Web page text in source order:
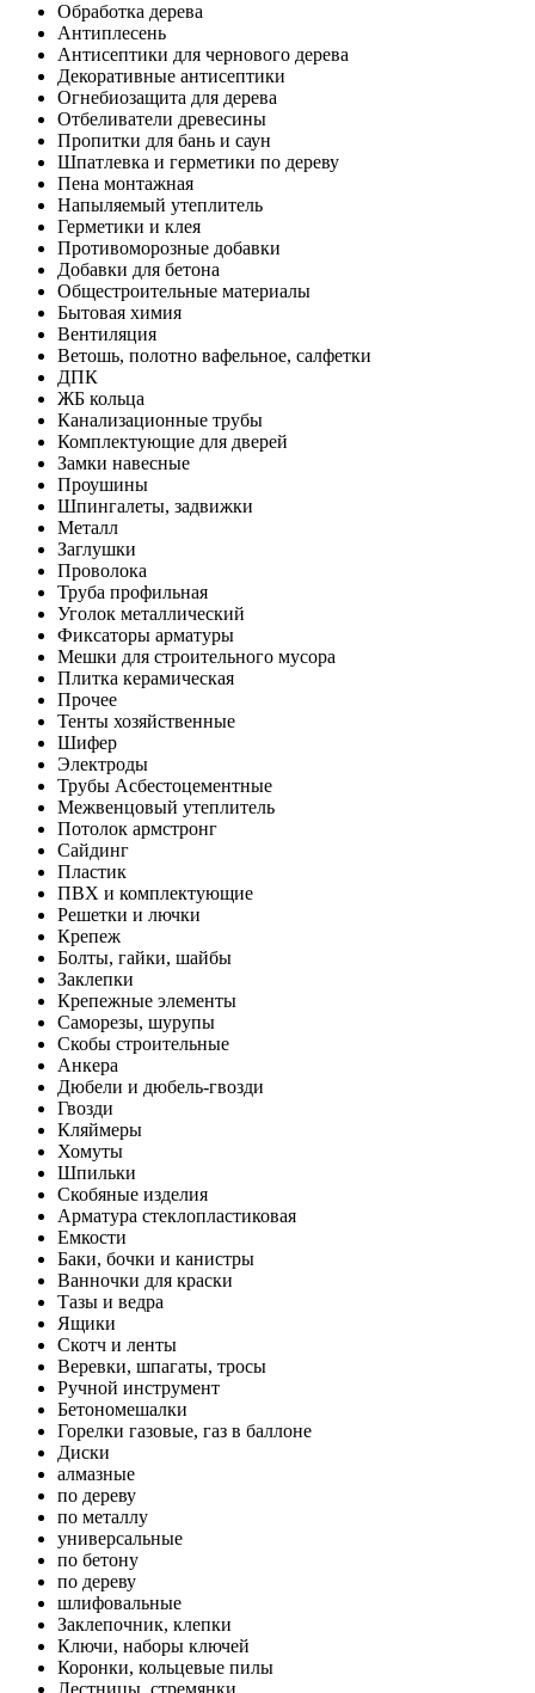
Обработка дерева
Антиплесень
Антисептики для чернового дерева
Декоративные антисептики
Огнебиозащита для дерева
Отбеливатели древесины
Пропитки для бань и саун
Шпатлевка и герметики по дереву
Пена монтажная
Напыляемый утеплитель
Герметики и клея
Противоморозные добавки
Добавки для бетона
Общестроительные материалы
Бытовая химия
Вентиляция
Ветошь, полотно вафельное, салфетки
ДПК
ЖБ кольца
Канализационные трубы
Комплектующие для дверей
Замки навесные
Проушины
Шпингалеты, задвижки
Металл
Заглушки
Проволока
Труба профильная
Уголок металлический
Фиксаторы арматуры
Мешки для строительного мусора
Плитка керамическая
Прочее
Тенты хозяйственные
Шифер
Электроды
Трубы Асбестоцементные
Межвенцовый утеплитель
Потолок армстронг
Сайдинг
Пластик
ПВХ и комплектующие
Решетки и лючки
Крепеж
Болты, гайки, шайбы
Заклепки
Крепежные элементы
Саморезы, шурупы
Скобы строительные
Анкера
Дюбели и дюбель-гвозди
Гвозди
Кляймеры
Хомуты
Шпильки
Скобяные изделия
Арматура стеклопластиковая
Емкости
Баки, бочки и канистры
Ванночки для краски
Тазы и ведра
Ящики
Скотч и ленты
Веревки, шпагаты, тросы
Ручной инструмент
Бетономешалки
Горелки газовые, газ в баллоне
Диски
алмазные
по дереву
по металлу
универсальные
по бетону
по дереву
шлифовальные
Заклепочник, клепки
Ключи, наборы ключей
Коронки, кольцевые пилы
Лестницы, стремянки